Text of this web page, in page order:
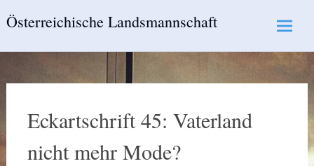
toÖsterreichische Landsmannschaft
Eckartschrift 45: Vaterland
nicht mehr Mode?